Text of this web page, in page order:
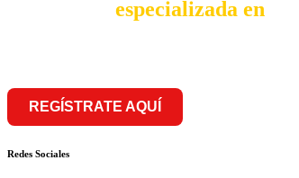
especializada en
REGÍSTRATE AQUÍ
Redes Sociales